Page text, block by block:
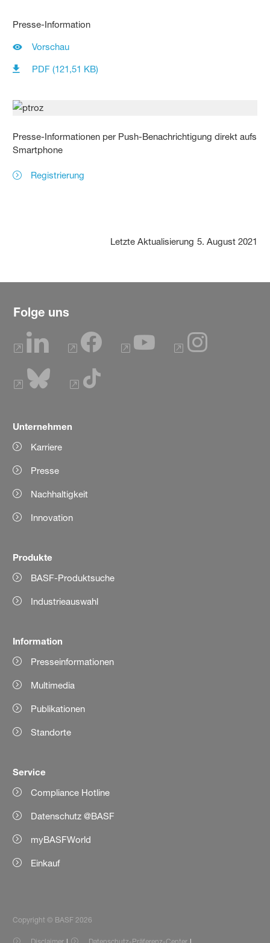
Presse-Information
Vorschau
PDF (121,51 KB)
Presse-Informationen per Push-Benachrichtigung direkt aufs
Smartphone
Registrierung
Letzte Aktualisierung 5. August 2021
Folge uns
Unternehmen
Karriere
Presse
Nachhaltigkeit
Innovation
Produkte
BASF-Produktsuche
Industrieauswahl
Information
Presseinformationen
Multimedia
Publikationen
Standorte
Service
Compliance Hotline
Datenschutz @BASF
myBASFWorld
Einkauf
Copyright © BASF 2026